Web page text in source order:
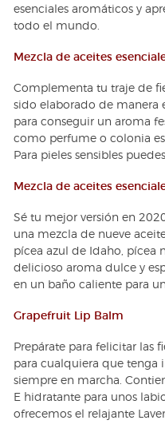
esenciales aromáticos y
todo el mundo.
Mezcla de aceites
Complementa tu traje de
sido elaborado de manera
para conseguir un aroma
como perfume o colonia
Para pieles sensibles
Mezcla de aceites
Sé tu mejor versión en
una mezcla de nueve
pícea azul de Idaho, pícea
delicioso aroma dulce y
en un baño caliente para
Grapefruit Lip Balm
Prepárate para felicitar las
para cualquiera que tenga
siempre en marcha.
E hidratante para unos
ofrecemos el relajante